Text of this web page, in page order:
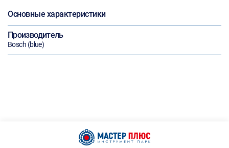
Основные характеристики
Производитель
Bosch (blue)